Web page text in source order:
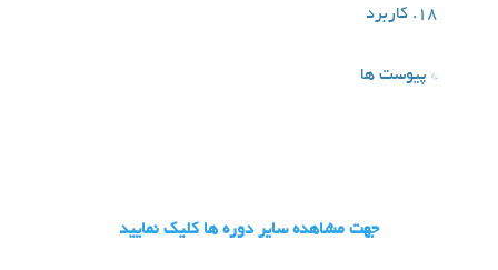
18. کاربرد
* پیوست ها
جهت مشاهده سایر دوره ها کلیک نمایید